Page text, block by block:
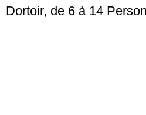
Dortoir, de 6 à 14